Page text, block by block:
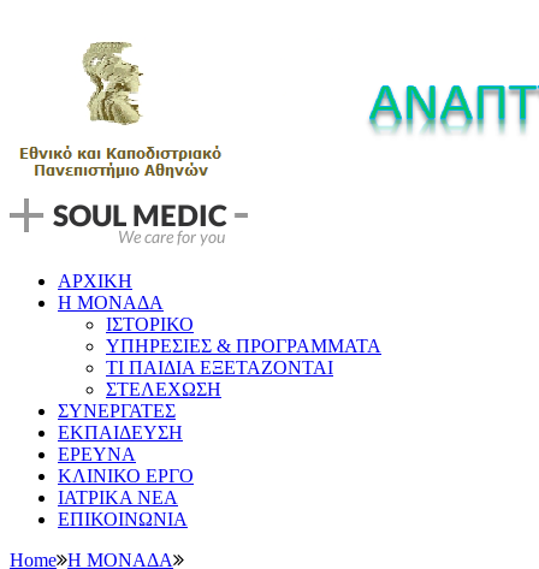
ΑΡΧΙΚΗ
Η ΜΟΝΑΔΑ
ΙΣΤΟΡΙΚΟ
ΥΠΗΡΕΣΙΕΣ & ΠΡΟΓΡΑΜΜΑΤΑ
ΤΙ ΠΑΙΔΙΑ ΕΞΕΤΑΖΟΝΤΑΙ
ΣΤΕΛΕΧΩΣΗ
ΣΥΝΕΡΓΑΤΕΣ
ΕΚΠΑΙΔΕΥΣΗ
ΕΡΕΥΝΑ
ΚΛΙΝΙΚΟ ΕΡΓΟ
ΙΑΤΡΙΚΑ ΝΕΑ
ΕΠΙΚΟΙΝΩΝΙΑ
Home Η ΜΟΝΑΔΑ